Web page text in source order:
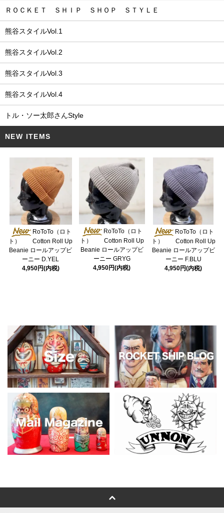
ＲＯＣＫＥＴ ＳＨＩＰ ＳＨＯＰ ＳＴＹＬＥ
熊谷スタイルVol.1
熊谷スタイルVol.2
熊谷スタイルVol.3
熊谷スタイルVol.4
トル・ソー太郎さんStyle
NEW ITEMS
RoToTo（ロト
ト） Cotton Roll Up
Beanie ロールアップビ
ーニー D.YEL
4,950円(内税)
RoToTo（ロト
ト） Cotton Roll Up
Beanie ロールアップビ
ーニー GRYG
4,950円(内税)
RoToTo（ロト
ト） Cotton Roll Up
Beanie ロールアップビ
ーニー F.BLU
4,950円(内税)